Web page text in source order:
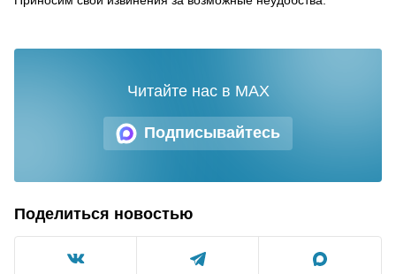
Подписывайтесь
Читайте нас в MAX
Поделиться новостью